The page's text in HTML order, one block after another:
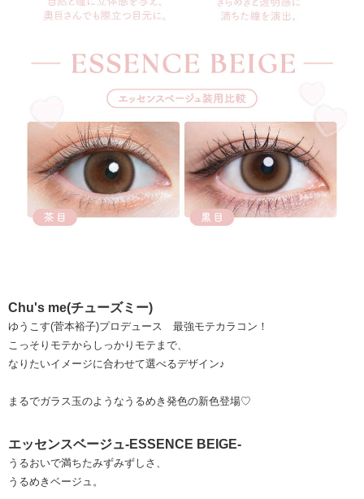
Chu's me(チューズミー)
ゆうこす(菅本裕子)プロデュース 最強モテカラコン！
こっそりモテからしっかりモテまで、
なりたいイメージに合わせて選べるデザイン♪
まるでガラス玉のようなうるめき発色の新色登場♡
エッセンスベージュ-ESSENCE BEIGE-
うるおいで満ちたみずみずしさ、
うるめきベージュ。